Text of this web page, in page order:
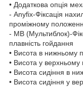
• Додаткова опція
- Anyfix-Фіксація
проміжному
- МВ (Мультиблок)-
плавність гойдання
• Висота в нижньому
• Висота у
• Висота сидіння в
• Висота сидіння у